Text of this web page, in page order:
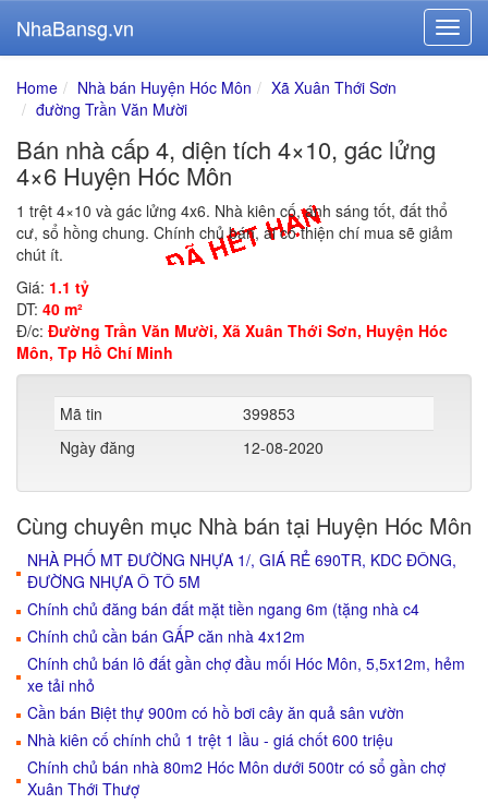
NhaBansg.vn
Home Nhà bán Huyện Hóc Môn
Xã Xuân Thới Sơn
đường Trần Văn Mười
Bán nhà cấp 4, diện tích 4×10, gác lửng
4×6 Huyện Hóc Môn
1 trệt 4×10 và gác lửng 4x6. Nhà kiên cố, ánh sáng tốt, đất thổ
cư, sổ hồng chung. Chính chủ bán, ai có thiện chí mua sẽ giảm
chút ít.
Giá: 1.1 tỷ
DT: 40 m²
Đ/c: Đường Trần Văn Mười, Xã Xuân Thới Sơn, Huyện Hóc
Môn, Tp Hồ Chí Minh
Mã tin
399853
Ngày đăng
12-08-2020
Cùng chuyên mục Nhà bán tại Huyện Hóc Môn
NHÀ PHỐ MT ĐƯỜNG NHỰA 1/, GIÁ RẺ 690TR, KDC ĐÔNG,
ĐƯỜNG NHỰA Ô TÔ 5M
Chính chủ đăng bán đất mặt tiền ngang 6m (tặng nhà c4
Chính chủ cần bán GẤP căn nhà 4x12m
Chính chủ bán lô đất gần chợ đầu mối Hóc Môn, 5,5x12m, hẻm
xe tải nhỏ
Cần bán Biệt thự 900m có hồ bơi cây ăn quả sân vườn
Nhà kiên cố chính chủ 1 trệt 1 lầu - giá chốt 600 triệu
Chính chủ bán nhà 80m2 Hóc Môn dưới 500tr có sổ gần chợ
Xuân Thới Thượ